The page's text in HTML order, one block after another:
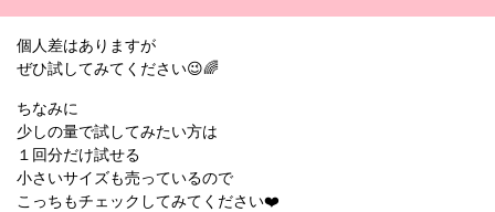
個人差はありますが
ぜひ試してみてください😉🌈
ちなみに
少しの量で試してみたい方は
１回分だけ試せる
小さいサイズも売っているので
こっちもチェックしてみてください❤️